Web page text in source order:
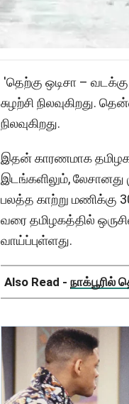
'தெற்கு ஒடிசா –
சுழற்சி நிலவுகிறது.
நிலவுகிறது.
இதன் காரணமாக
இடங்களிலும், லேசானது
பலத்த காற்று மணிக்கு
வரை தமிழகத்தில்
வாய்ப்புள்ளது.
Also Read - நாக்பூரில்